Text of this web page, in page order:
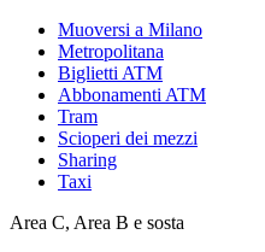
Muoversi a Milano
Metropolitana
Biglietti ATM
Abbonamenti ATM
Tram
Scioperi dei mezzi
Sharing
Taxi
Area C, Area B e sosta